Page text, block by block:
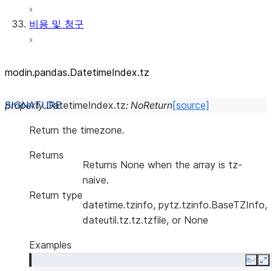
비용 및 청구
modin.pandas.DatetimeIndex.tz
property DatetimeIndex.tz: NoReturn[source]
Return the timezone.
Returns
Returns None when the array is tz-
naive.
Return type
datetime.tzinfo, pytz.tzinfo.BaseTZInfo,
dateutil.tz.tz.tzfile, or None
Examples
Copy